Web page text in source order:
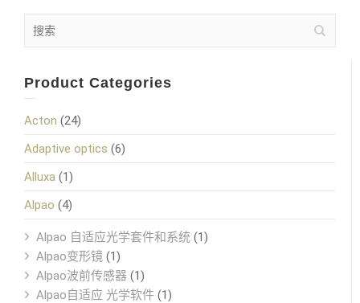
Product Categories
Acton (24)
Adaptive optics (6)
Alluxa (1)
Alpao (4)
Alpao 自适应光学套件和系统 (1)
Alpao变形镜 (1)
Alpao波前传感器 (1)
Alpao自适应 光学软件 (1)